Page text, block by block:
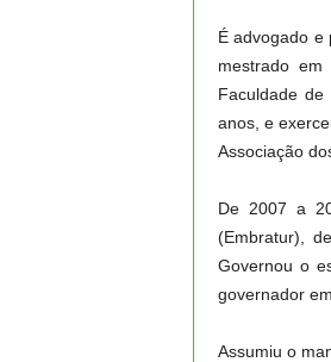
É advogado e
mestrado
Faculdade
anos, e
Associação
De 2007 a
(Embratur),
Governou o
governador
Assumiu o